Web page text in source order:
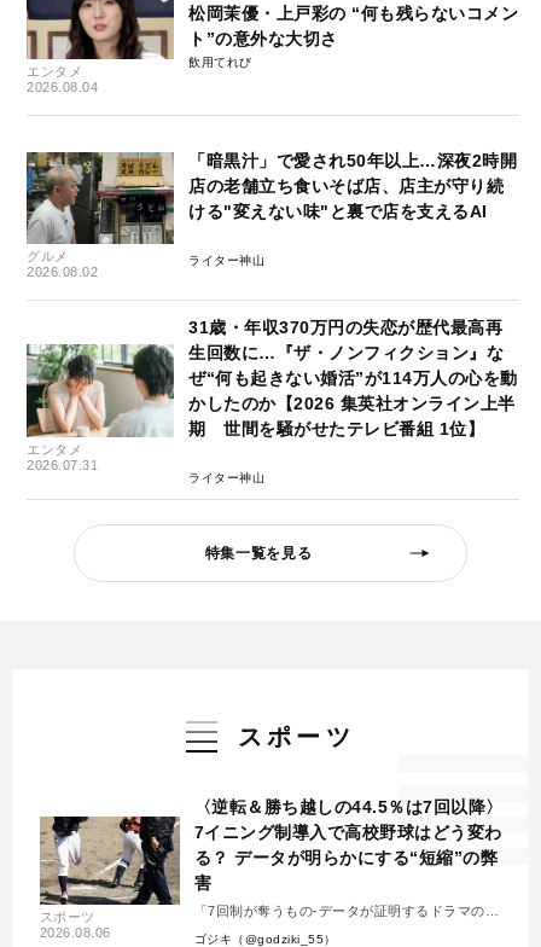
エンタメ
2026.08.04
松岡茉優・上戸彩の “何も残らないコメン
ト”の意外な大切さ
飲用てれび
グルメ
2026.08.02
「暗黒汁」で愛され50年以上…深夜2時開
店の老舗立ち食いそば店、店主が守り続
ける"変えない味"と裏で店を支えるAI
ライター神山
エンタメ
2026.07.31
31歳・年収370万円の失恋が歴代最高再
生回数に…『ザ・ノンフィクション』な
ぜ“何も起きない婚活”が114万人の心を動
かしたのか【2026 集英社オンライン上半
期 世間を騒がせたテレビ番組 1位】
ライター神山
特集一覧を見る
スポーツ
スポーツ
2026.08.06
〈逆転＆勝ち越しの44.5％は7回以降〉
7イニング制導入で高校野球はどう変わ
る？ データが明らかにする“短縮”の弊
害
「7回制が奪うもの-データが証明するドラマの消
失-」
ゴジキ（@godziki_55）